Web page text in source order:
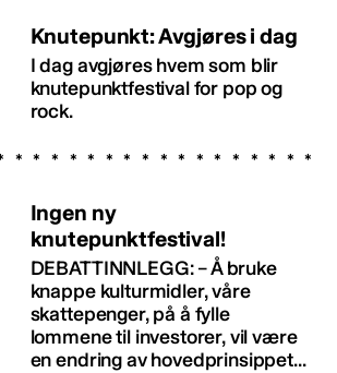
Knutepunkt: Avgjøres i dag
I dag avgjøres hvem som blir
knutepunktfestival for pop og
rock.
Ingen ny
knutepunktfestival!
DEBATTINNLEGG: – Å bruke
knappe kulturmidler, våre
skattepenger, på å fylle
lommene til investorer, vil være
en endring av hovedprinsippet...